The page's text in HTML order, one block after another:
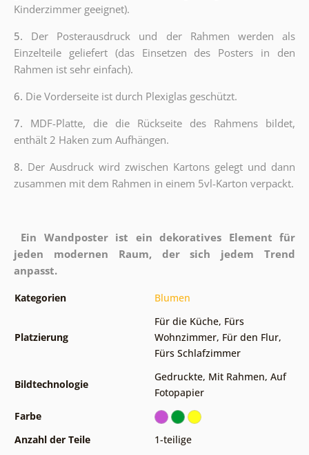
Kinderzimmer geeignet).
5. Der Posterausdruck und der Rahmen werden als
Einzelteile geliefert (das Einsetzen des Posters in den
Rahmen ist sehr einfach).
6. Die Vorderseite ist durch Plexiglas geschützt.
7. MDF-Platte, die die Rückseite des Rahmens bildet,
enthält 2 Haken zum Aufhängen.
8. Der Ausdruck wird zwischen Kartons gelegt und dann
zusammen mit dem Rahmen in einem 5vl-Karton verpackt.
Ein Wandposter ist ein dekoratives Element für
jeden modernen Raum, der sich jedem Trend
anpasst.
Kategorien Blumen
Platzierung
Für die Küche, Fürs
Wohnzimmer, Für den Flur,
Fürs Schlafzimmer
Bildtechnologie
Gedruckte, Mit Rahmen, Auf
Fotopapier
Farbe
Anzahl der Teile
1-teilige